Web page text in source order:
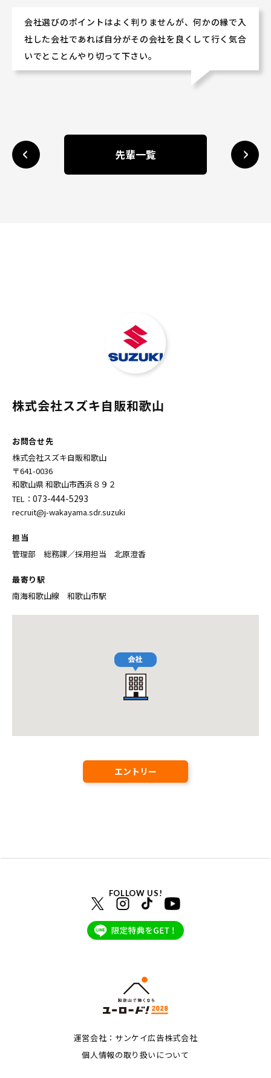
会社選びのポイントはよく判りませんが、何かの縁で入
社した会社であれば自分がその会社を良くして行く気合
いでとことんやり切って下さい。
先輩一覧
株式会社スズキ自販和歌山
お問合せ先
株式会社スズキ自販和歌山
〒641-0036
和歌山県 和歌山市西浜８９２
TEL： 073-444-5293
recruit@j-wakayama.sdr.suzuki
担当
管理部 総務課／採用担当 北原澄香
最寄り駅
南海和歌山線 和歌山市駅
エントリー
FOLLOW US!
運営会社：サンケイ広告株式会社
個人情報の取り扱いについて